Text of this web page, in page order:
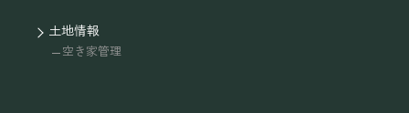
土地情報
空き家管理